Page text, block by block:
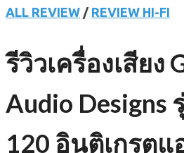
ALL REVIEW / REVIEW HI-FI
รีวิวเครื่องเสียง
Audio Designs
120 อินติเกรต